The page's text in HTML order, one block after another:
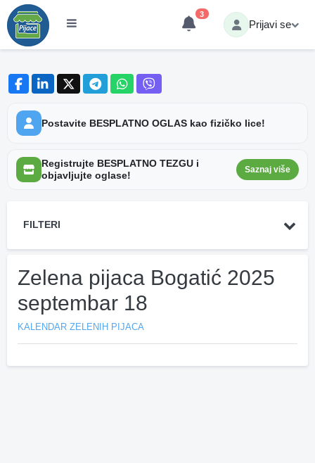
3
Prijavi se
Postavite BESPLATNO OGLAS kao fizičko lice!
Registrujte BESPLATNO TEZGU i
objavljujte oglase!
Saznaj više
FILTERI
Zelena pijaca Bogatić 2025
septembar 18
KALENDAR ZELENIH PIJACA